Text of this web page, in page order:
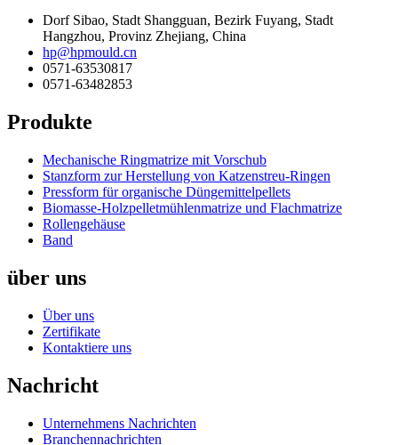
Dorf Sibao, Stadt Shangguan, Bezirk Fuyang, Stadt
Hangzhou, Provinz Zhejiang, China
hp@hpmould.cn
0571-63530817
0571-63482853
Produkte
Mechanische Ringmatrize mit Vorschub
Stanzform zur Herstellung von Katzenstreu-Ringen
Pressform für organische Düngemittelpellets
Biomasse-Holzpelletmühlenmatrize und Flachmatrize
Rollengehäuse
Band
über uns
Über uns
Zertifikate
Kontaktiere uns
Nachricht
Unternehmens Nachrichten
Branchennachrichten